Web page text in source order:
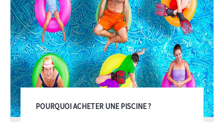
POURQUOI ACHETER UNE PISCINE ?